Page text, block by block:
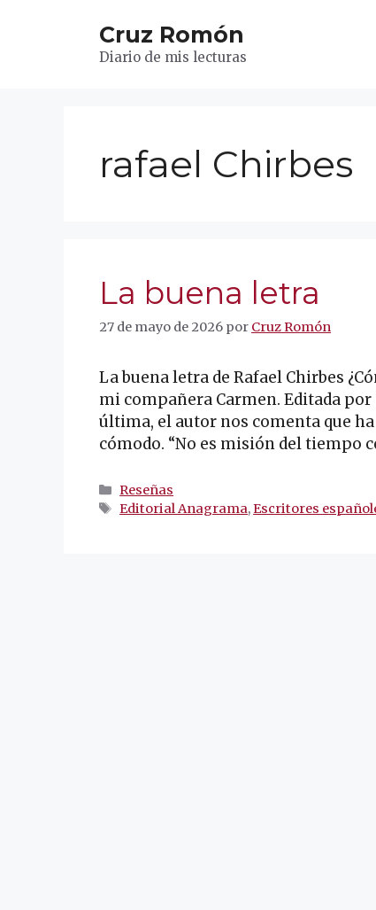
Cruz Romón
Diario de mis lecturas
rafael Chirbes
La buena letra
27 de mayo de 2026 por Cruz Romón
La buena letra de Rafael Chirbes
mi compañera Carmen. Editada
última, el autor nos comenta que
cómodo. “No es misión del tiempo
Categorías
Reseñas
Etiquetas
Editorial Anagrama,Escritores